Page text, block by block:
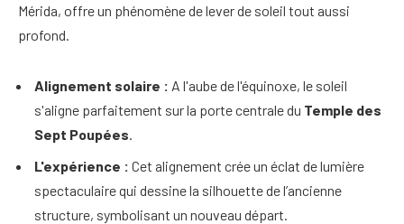
Mérida, offre un phénomène de lever de soleil tout aussi
profond.
Alignement solaire : A l'aube de l'équinoxe, le soleil
s'aligne parfaitement sur la porte centrale du Temple des
Sept Poupées
L'expérience : Cet alignement crée un éclat de lumière
spectaculaire qui dessine la silhouette de l’ancienne
structure, symbolisant un nouveau départ.